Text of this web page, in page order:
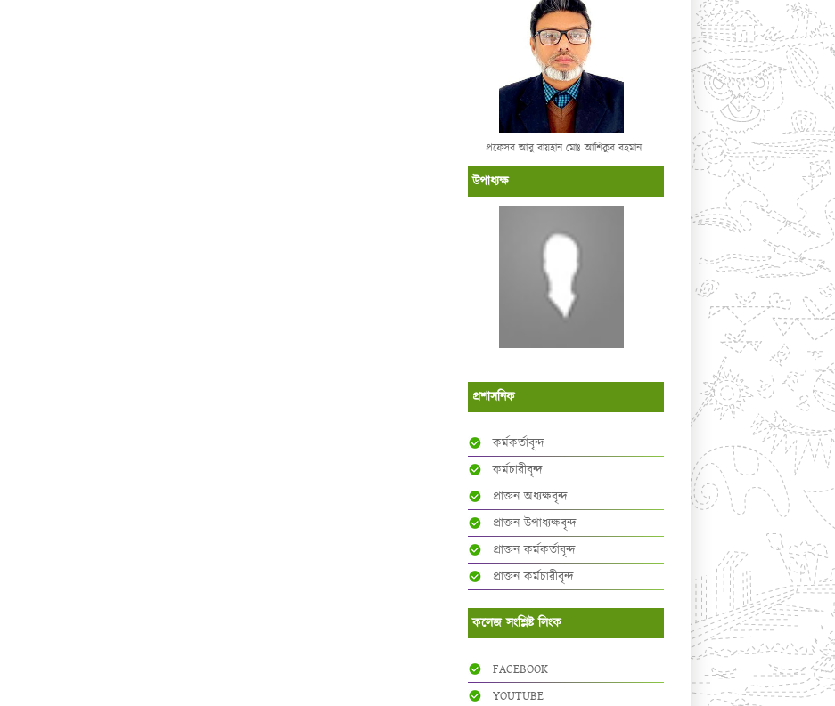
প্রফেসর আবু রায়হান মোঃ আশিকুর রহমান
উপাধ্যক্ষ
প্রশাসনিক
কর্মকর্তাবৃন্দ
কর্মচারীবৃন্দ
প্রাক্তন অধ্যক্ষবৃন্দ
প্রাক্তন উপাধ্যক্ষবৃন্দ
প্রাক্তন কর্মকর্তাবৃন্দ
প্রাক্তন কর্মচারীবৃন্দ
কলেজ সংশ্লিষ্ট লিংক
FACEBOOK
YOUTUBE